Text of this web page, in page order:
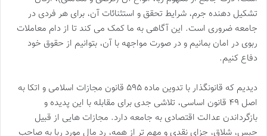
تشکیل دهنده جرم، شرایط تحقق و استثنائات آن، برای هر فردی در
جامعه ضروری است. این آگاهی به ما کمک می کند تا از دام معاملات
ربوی در امان بمانیم و در صورت مواجهه با آن، بتوانیم از حقوق خود
دفاع کنیم.
دیدیم که قانونگذار با تدوین ماده ۵۹۵ قانون مجازات اسلامی و اتکا به
اصل ۴۹ قانون اساسی، تلاشی جدی برای مقابله با این پدیده و
بازگرداندن عدالت اقتصادی به جامعه دارد. مجازات هایی از قبیل
حبس، شلاق، جزای نقدی و مهم تر از همه، رد مال مورد ربا به صاحب